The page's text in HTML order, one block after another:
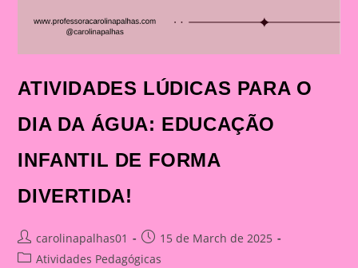
ATIVIDADES LÚDICAS PARA O
DIA DA ÁGUA: EDUCAÇÃO
INFANTIL DE FORMA
DIVERTIDA!
Post
author:
carolinapalhas01
Post
published:
15 de March de 2025
PostAtividades Pedagógicas